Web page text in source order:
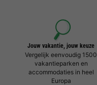
Jouw vakantie, jouw keuze
Vergelijk eenvoudig 1500
vakantieparken en
accommodaties in heel
Europa